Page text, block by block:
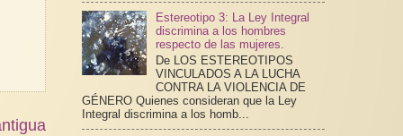
Estereotipo 3: La Ley Integral
discrimina a los hombres
respecto de las mujeres.
De LOS ESTEREOTIPOS
VINCULADOS A LA LUCHA
CONTRA LA VIOLENCIA DE
GÉNERO Quienes consideran que la Ley
Integral discrimina a los homb...